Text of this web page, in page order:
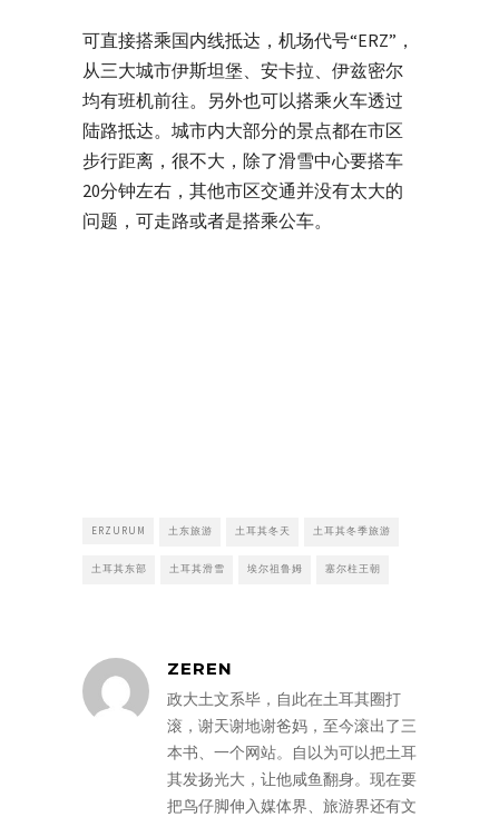
可直接搭乘国内线抵达，机场代号“ERZ”，
从三大城市伊斯坦堡、安卡拉、伊兹密尔
均有班机前往。另外也可以搭乘火车透过
陆路抵达。城市内大部分的景点都在市区
步行距离，很不大，除了滑雪中心要搭车
20分钟左右，其他市区交通并没有太大的
问题，可走路或者是搭乘公车。
ERZURUM 土东旅游 土耳其冬天 土耳其冬季旅游
土耳其东部 土耳其滑雪 埃尔祖鲁姆 塞尔柱王朝
ZEREN
政大土文系毕，自此在土耳其圈打
滚，谢天谢地谢爸妈，至今滚出了三
本书、一个网站。自以为可以把土耳
其发扬光大，让他咸鱼翻身。现在要
把鸟仔脚伸入媒体界、旅游界还有文